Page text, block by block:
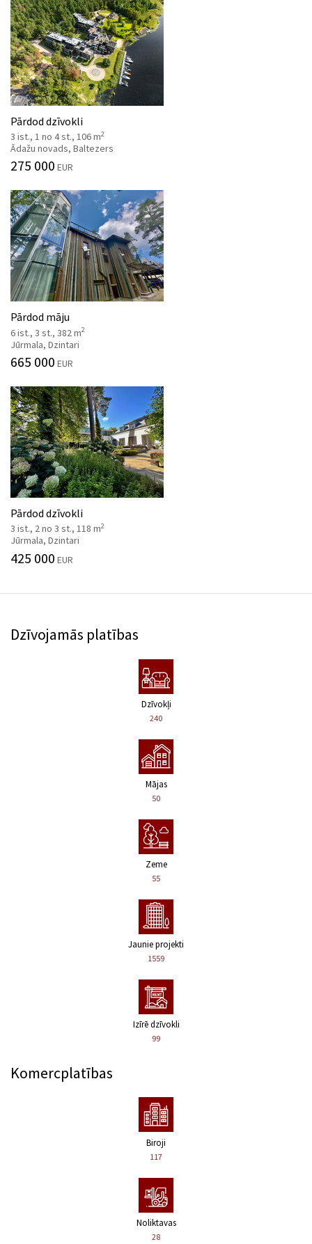
Pārdod dzīvokli
3 ist., 1 no 4 st., 106 m2
Ādažu novads, Baltezers
275 000 EUR
Pārdod māju
6 ist., 3 st., 382 m2
Jūrmala, Dzintari
665 000 EUR
Pārdod dzīvokli
3 ist., 2 no 3 st., 118 m2
Jūrmala, Dzintari
425 000 EUR
Dzīvojamās platības
Dzīvokļi
240
Mājas
50
Zeme
55
Jaunie projekti
1559
Izīrē dzīvokli
99
Komercplatības
Biroji
117
Noliktavas
28